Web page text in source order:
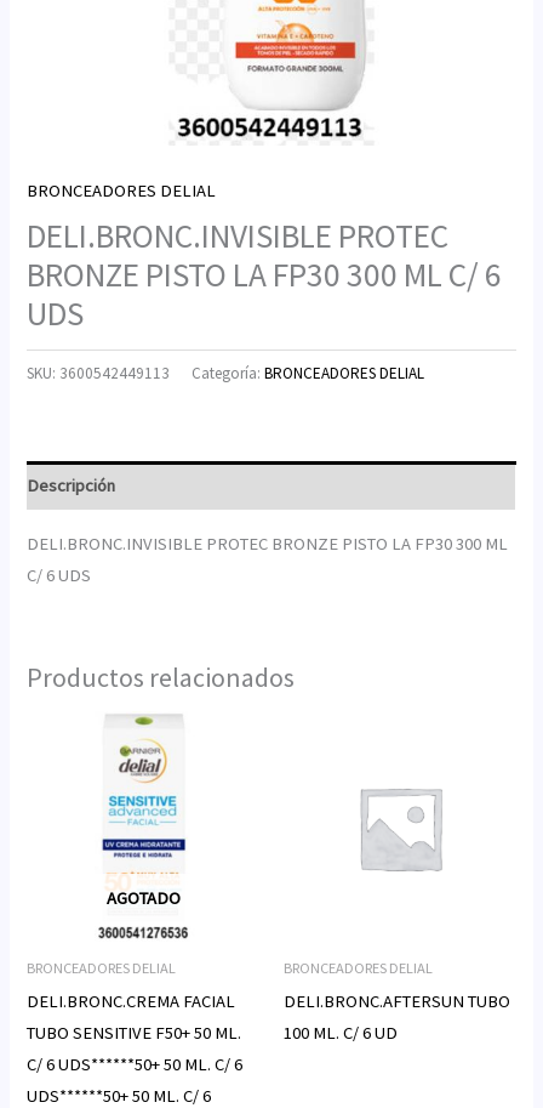
BRONCEADORES DELIAL
DELI.BRONC.INVISIBLE PROTEC
BRONZE PISTO LA FP30 300 ML C/ 6
UDS
SKU: 3600542449113 Categoría:BRONCEADORES DELIAL
Descripción
DELI.BRONC.INVISIBLE PROTEC BRONZE PISTO LA FP30 300 ML
C/ 6 UDS
Productos relacionados
AGOTADO
BRONCEADORES DELIAL
DELI.BRONC.CREMA FACIAL
TUBO SENSITIVE F50+ 50 ML.
C/ 6 UDS******50+ 50 ML. C/ 6
UDS******50+ 50 ML. C/ 6
BRONCEADORES DELIAL
DELI.BRONC.AFTERSUN TUBO
100 ML. C/ 6 UD